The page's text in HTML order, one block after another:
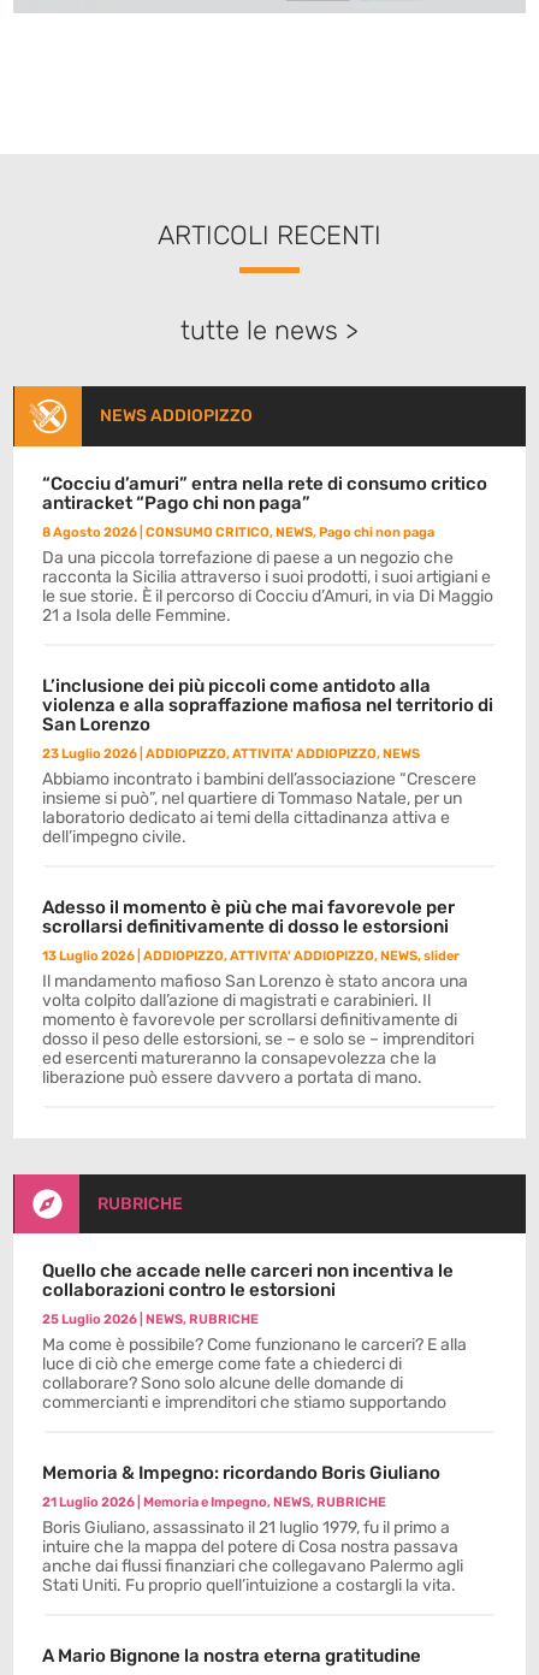
ARTICOLI RECENTI
tutte le news >
NEWS ADDIOPIZZO
“Cocciu d’amuri” entra nella rete di consumo critico
antiracket “Pago chi non paga”
8 Agosto 2026 |CONSUMO CRITICO,NEWS,Pago chi non paga
Da una piccola torrefazione di paese a un negozio che
racconta la Sicilia attraverso i suoi prodotti, i suoi artigiani e
le sue storie. È il percorso di Cocciu d’Amuri, in via Di Maggio
21 a Isola delle Femmine.
L’inclusione dei più piccoli come antidoto alla
violenza e alla sopraffazione mafiosa nel territorio di
San Lorenzo
23 Luglio 2026 |ADDIOPIZZO,ATTIVITA' ADDIOPIZZO,NEWS
Abbiamo incontrato i bambini dell’associazione “Crescere
insieme si può”, nel quartiere di Tommaso Natale, per un
laboratorio dedicato ai temi della cittadinanza attiva e
dell’impegno civile.
Adesso il momento è più che mai favorevole per
scrollarsi definitivamente di dosso le estorsioni
13 Luglio 2026 |ADDIOPIZZO,ATTIVITA' ADDIOPIZZO,NEWS,slider
Il mandamento mafioso San Lorenzo è stato ancora una
volta colpito dall’azione di magistrati e carabinieri. Il
momento è favorevole per scrollarsi definitivamente di
dosso il peso delle estorsioni, se – e solo se – imprenditori
ed esercenti matureranno la consapevolezza che la
liberazione può essere davvero a portata di mano.
 RUBRICHE
Quello che accade nelle carceri non incentiva le
collaborazioni contro le estorsioni
25 Luglio 2026 |NEWS,RUBRICHE
Ma come è possibile? Come funzionano le carceri? E alla
luce di ciò che emerge come fate a chiederci di
collaborare? Sono solo alcune delle domande di
commercianti e imprenditori che stiamo supportando
Memoria & Impegno: ricordando Boris Giuliano
21 Luglio 2026 |Memoria e Impegno,NEWS,RUBRICHE
Boris Giuliano, assassinato il 21 luglio 1979, fu il primo a
intuire che la mappa del potere di Cosa nostra passava
anche dai flussi finanziari che collegavano Palermo agli
Stati Uniti. Fu proprio quell’intuizione a costargli la vita.
A Mario Bignone la nostra eterna gratitudine